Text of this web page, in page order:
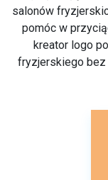
salonów
pomóc w
kreator logo
fryzjerskiego bez